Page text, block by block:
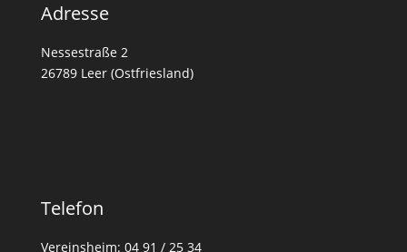
Adresse
Nessestraße 2
26789 Leer (Ostfriesland)
Telefon
Vereinsheim: 04 91 / 25 34